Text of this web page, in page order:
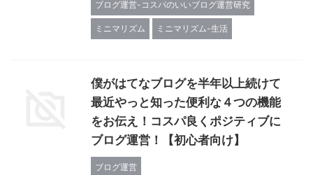
ブログ運営-コスパのいいブログ運営研究
ミニマリズム ミニマリズム-生活
僕がはてなブログを半年以上続けて
最近やっと知った便利な４つの機能
をお伝え！コスパ良くポジティブに
ブログ運営！【初心者向け】
ブログ運営